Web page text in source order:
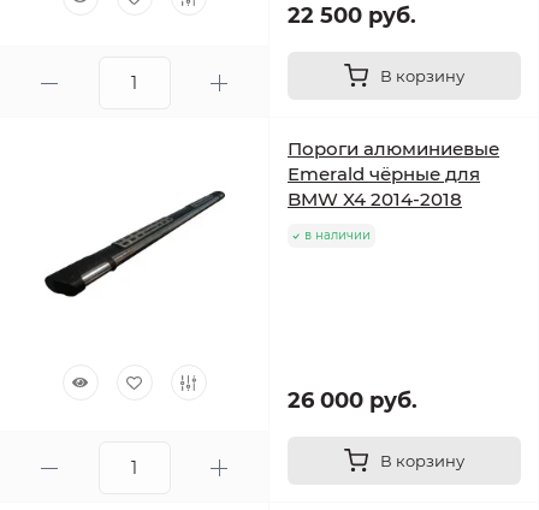
22 500 руб.
В корзину
Пороги алюминиевые
Emerald чёрные для
BMW X4 2014-2018
в наличии
26 000 руб.
В корзину